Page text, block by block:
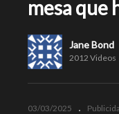
mesa que
Jane Bond
2012 Videos
03/03/2025